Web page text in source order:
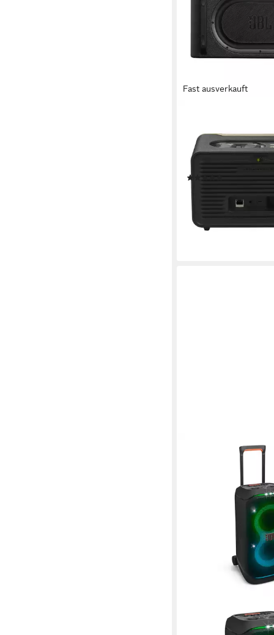
Fast ausverkauft
Bluetooth,
45 W Gesamtleistung
3,12 kg
Gewicht
235,47 € UVP 329,99 €
21,51 €
mtl. in 12 Raten
-29%
lieferbar - in 3-4